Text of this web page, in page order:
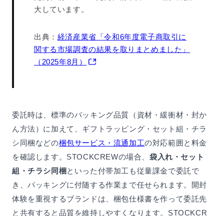
大しています。
出典： 経済産業省「令和6年度電子商取引に
関する市場調査の結果を取りまとめました」
（2025年8月）
委託時は、標準のパッキング品質（資材・緩衝材・封か
ん方法）に加えて、ギフトラッピング・セット組・チラ
シ同梱などの梱包サービス・流通加工の対応範囲と料金
を確認します。STOCKCREWの場合、 袋入れ・セット
組・チラシ同梱といった付帯加工も従量課金で委託で
き、パッキングに付随する作業まで任せられます。開封
体験を重視するブランドは、梱包仕様書を作って委託先
と共有すると品質を維持しやすくなります。STOCKCR